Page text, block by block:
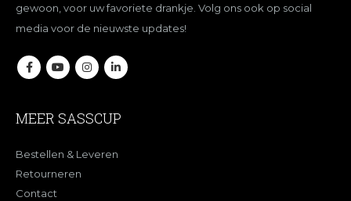
gewoon, voor uw favoriete drankje. Volg ons ook op social
media voor de nieuwste updates!
MEER SASSCUP
Bestellen & Leveren
Retourneren
Contact